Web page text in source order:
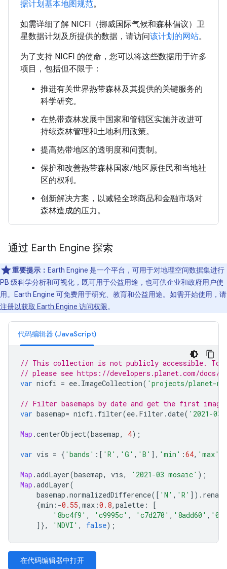
据计划基本地图规范。
如需详细了解 NICFI（挪威国际气候和森林倡议）卫
星数据计划及所提供的数据，请访问该计划的网站。
为了支持 NICFI 的使命，您可以将这些数据用于许多
项目，包括但不限于：
推进有关世界热带森林及其提供的关键服务的
科学研究。
在热带森林发展中国家和管辖区实施并改进可
持续森林管理和土地利用政策。
提高热带地区的透明度和问责制。
保护和改善热带森林国家/地区原住民和当地社
区的权利。
创新解决方案，以减轻全球商品和金融市场对
森林造成的压力。
通过 Earth Engine 探索
重要提示： Earth Engine 是一个平台，可用于对地理空间数据集进行
PB 级科学分析和可视化，既可用于公益用途，也可供企业和政府用户使
用。Earth Engine 可免费用于研究、教育和公益用途。如需开始使用，请
注册以获取 Earth Engine 访问权限。
代码编辑器 (JavaScript)
// This collection is not publicly accessible. To
// please see https://developers.planet.com/
var nicfi = ee. ImageCollection( 'projects/planet-
// Filter basemaps by date and get the first
var basemap= nicfi . filter(ee. Filter .date( '2021-
Map .centerObject(basemap, 4);
var vis = { 'bands' : [ 'R' , 'G' , 'B' ], 'min' :64, 'max'
Map .addLayer(basemap, vis, '2021-03 mosaic' );
Map .addLayer(
basemap .normalizedDifference([ 'N' , 'R' ]). rename
{min :-0.55, max :0.8, palette :
[
'8bc4f9' , 'c9995c' , 'c7d270' , '8add60' ,
]},
'NDVI' , false);
在代码编辑器中打开